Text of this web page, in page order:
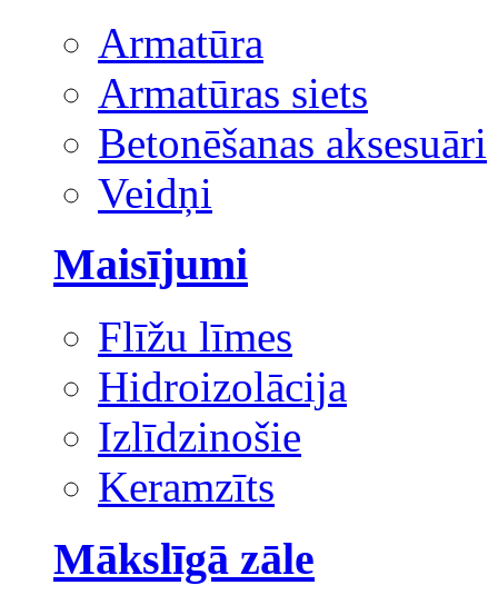
Armatūra
Armatūras siets
Betonēšanas aksesuāri
Veidņi
Maisījumi
Flīžu līmes
Hidroizolācija
Izlīdzinošie
Keramzīts
Mākslīgā zāle